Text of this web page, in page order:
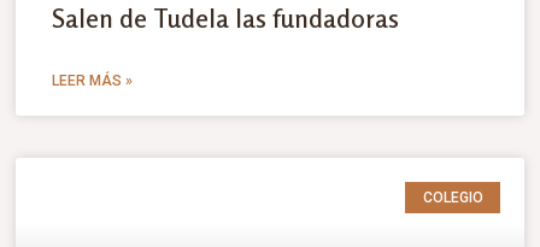
Salen de Tudela las fundadoras
LEER MÁS »
COLEGIO